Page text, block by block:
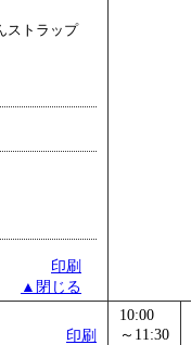
トラップ
印刷
▲閉じる
印刷
10:00
～11:30